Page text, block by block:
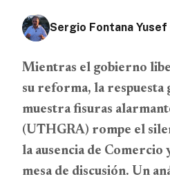
Sergio Fontana Yusef
Mientras el gobierno
su reforma, la respuesta
muestra fisuras
(UTHGRA) rompe el
la ausencia de Comercio
mesa de discusión. Un